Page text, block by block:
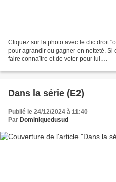
Cliquez sur la photo avec le clic droit
pour agrandir ou gagner en netteté. Si
faire connaître et de voter pour lui.
Dans la série (E2)
Publié le 24/12/2024 à 11:40
Par Dominiquedusud